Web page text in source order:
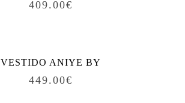
409.00€
VESTIDO ANIYE BY
449.00€